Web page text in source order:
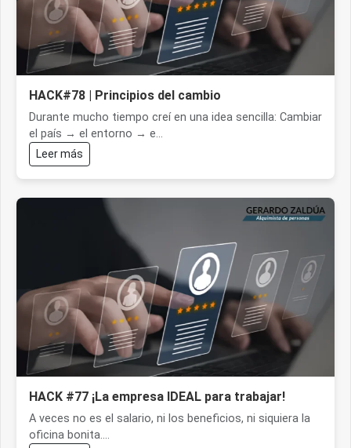
HACK#78 | Principios del cambio
Durante mucho tiempo creí en una idea sencilla: Cambiar
el país → el entorno → e...
Leer más
HACK #77 ¡La empresa IDEAL para trabajar!
A veces no es el salario, ni los beneficios, ni siquiera la
oficina bonita....